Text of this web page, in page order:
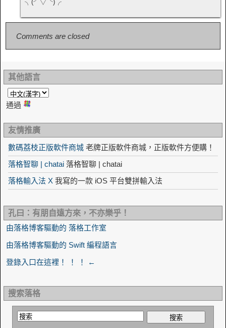
╮(╯▽╰)╭
Comments are closed
其他語言
通過
友情推廣
數碼荔枝正版軟件商城 老牌正版軟件商城，正版軟件方便購！
落格智聊 | chatai 落格智聊 | chatai
落格輸入法 X 我寫的一款 iOS 平台雙拼輸入法
孔曰：有朋自遠方來，不亦樂乎！
由落格博客驅動的 落格工作室
由落格博客驅動的 Swift 編程語言
登錄入口在這裡！ ！ ！ ←
搜索落格